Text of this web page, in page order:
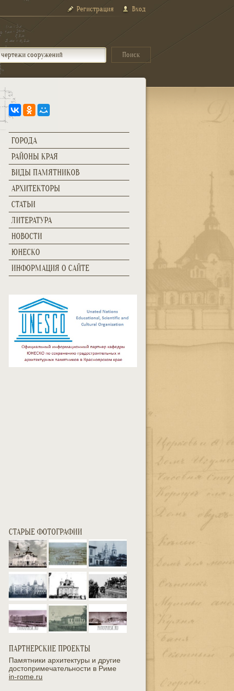
Регистрация Вход
ГОРОДА
РАЙОНЫ КРАЯ
ВИДЫ ПАМЯТНИКОВ
АРХИТЕКТОРЫ
СТАТЬИ
ЛИТЕРАТУРА
НОВОСТИ
ЮНЕСКО
ИНФОРМАЦИЯ О САЙТЕ
СТАРЫЕ ФОТОГРАФИИ
ПАРТНЕРСКИЕ ПРОЕКТЫ
Памятники архитектуры и другие
достопримечательности в Риме
in-rome.ru